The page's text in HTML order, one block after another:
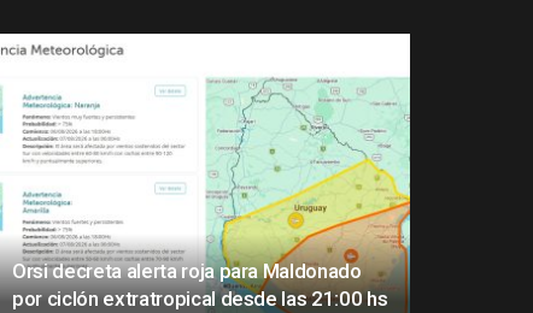
Orsi decreta alerta roja para Maldonado
por ciclón extratropical desde las 21:00 hs